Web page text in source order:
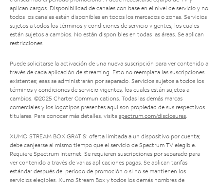
aplican cargos. Disponibilidad de canales con base en el nivel de servicio y no
todos los canales están disponibles en todos los mercados o zonas. Servicios
sujetos a todos los términos y condiciones de servicio vigentes, los cuales
están sujetos a cambios. No están disponibles en todas las áreas. Se aplican
restricciones.
Puede solicitarse la activación de una nueva suscripción para ver contenido a
través de cada aplicación de streaming. Esto no reemplaza las suscripciones
existentes; esas se administrarán por separado. Servicios sujetos a todos los
términos y condiciones de servicio vigentes, los cuales están sujetos a
cambios. ©2025 Charter Communications. Todas las demás marcas
comerciales y los logotipos presentes aquí son propiedad de sus respectivos
titulares. Para conocer más detalles, visita spectrum.com/disclosures.
XUMO STREAM BOX GRATIS: oferta limitada a un dispositivo por cuenta;
debe canjearse al mismo tiempo que el servicio de Spectrum TV elegible.
Requiere Spectrum Internet. Se requieren suscripciones por separado para
ver contenido a través de varias aplicaciones pagas. Se aplican tarifas
estándar después del período de promoción o si no se mantienen los
servicios elegibles. Xumo Stream Box y todos los demás nombres de